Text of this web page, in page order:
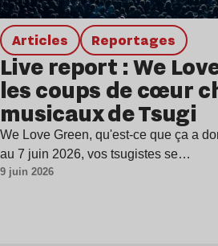
Articles Reportages
Live report : We
les coups de cœur
musicaux de Tsugi
We Love Green, qu'est-ce que ça a
au 7 juin 2026, vos tsugistes se…
9 juin 2026